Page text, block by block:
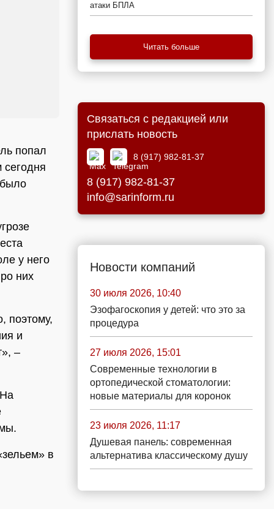
попал
сегодня
у него
них
поэтому,
и
–
в
атаки БПЛА
Читать больше
Связаться с редакцией или
прислать новость
8 (917) 982-81-37
8 (917) 982-81-37
info@sarinform.ru
Новости компаний
30 июля 2026, 10:40
Эзофагоскопия у детей: что это за
процедура
27 июля 2026, 15:01
Современные технологии в
ортопедической стоматологии:
новые материалы для коронок
23 июля 2026, 11:17
Душевая панель: современная
альтернатива классическому душу